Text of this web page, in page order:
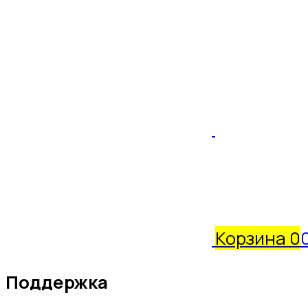
Корзина 0
Поддержка